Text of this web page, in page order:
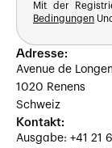
Mit der
Bedingungen
Adresse:
Avenue de
1020 Renens
Schweiz
Kontakt:
Ausgabe: +41 21